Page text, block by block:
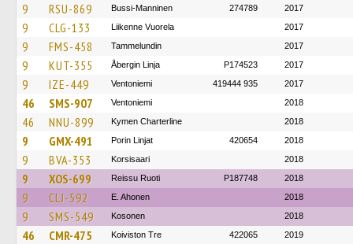
9 RSU-869 Bussi-Manninen 274789 2017
9 CLG-133 Liikenne Vuorela 2017
9 FMS-458 Tammelundin 2017
9 KUT-355 Åbergin Linja P174523 2017
9 IZE-449 Ventoniemi 419444 935 2017
46 SMS-907 Ventoniemi 2018
46 NNU-899 Kymen Charterline 2018
9 GMX-491 Porin Linjat 420654 2018
9 BVA-353 Korsisaari 2018
9 XOS-699 Reissu Ruoti P187748 2018
9 CLJ-592 E. Ahonen 2018
9 SMS-549 Kosonen 2018
46 CMR-475 Koiviston Tre 422065 2019